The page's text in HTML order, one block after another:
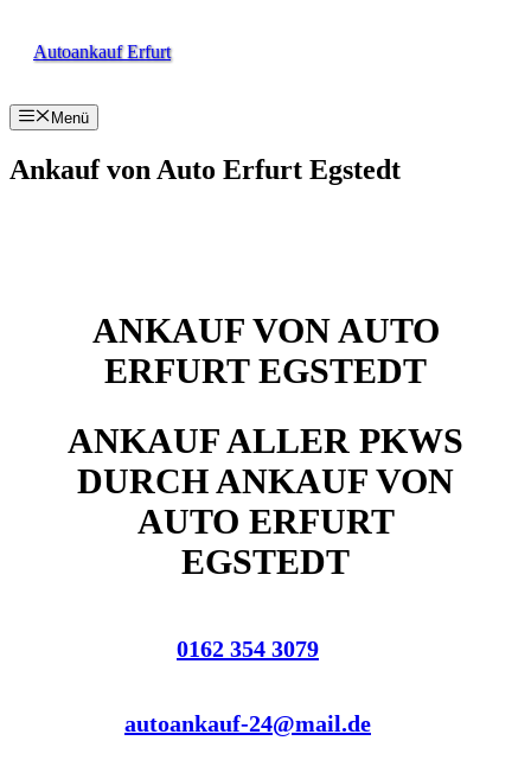
InhaltAutoankauf Erfurt
Menü
Ankauf von Auto Erfurt Egstedt
ANKAUF VON AUTO
ERFURT EGSTEDT
ANKAUF ALLER PKWS
DURCH ANKAUF VON
AUTO ERFURT
EGSTEDT
0162 354 3079
autoankauf-24@mail.de